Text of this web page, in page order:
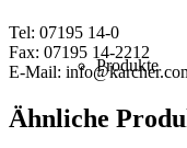
Produkte
Tel: 07195 14-0
Fax: 07195 14-2212
E-Mail:
Ähnliche